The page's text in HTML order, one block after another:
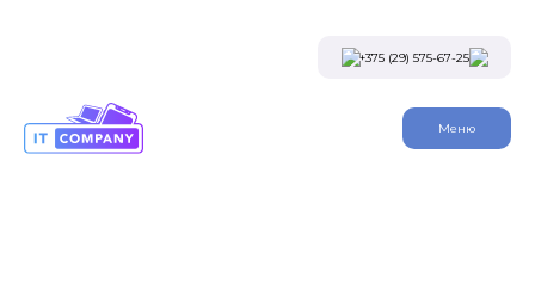
+375 (29) 575-67-25
Меню